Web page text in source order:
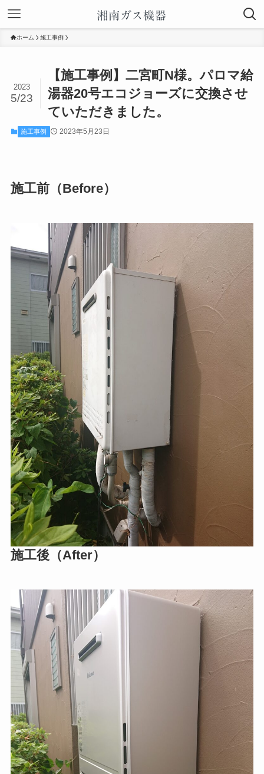
ホーム 施工事例
【施工事例】二宮町N様。パロマ給
湯器20号エコジョーズに交換させ
ていただきました。
2023
5/23
施工事例 2023年5月23日
施工前（Before）
施工後（After）